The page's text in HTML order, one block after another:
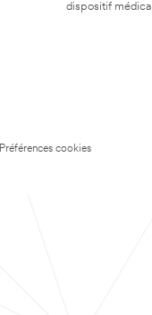
dispositif médical
Préférences cookies